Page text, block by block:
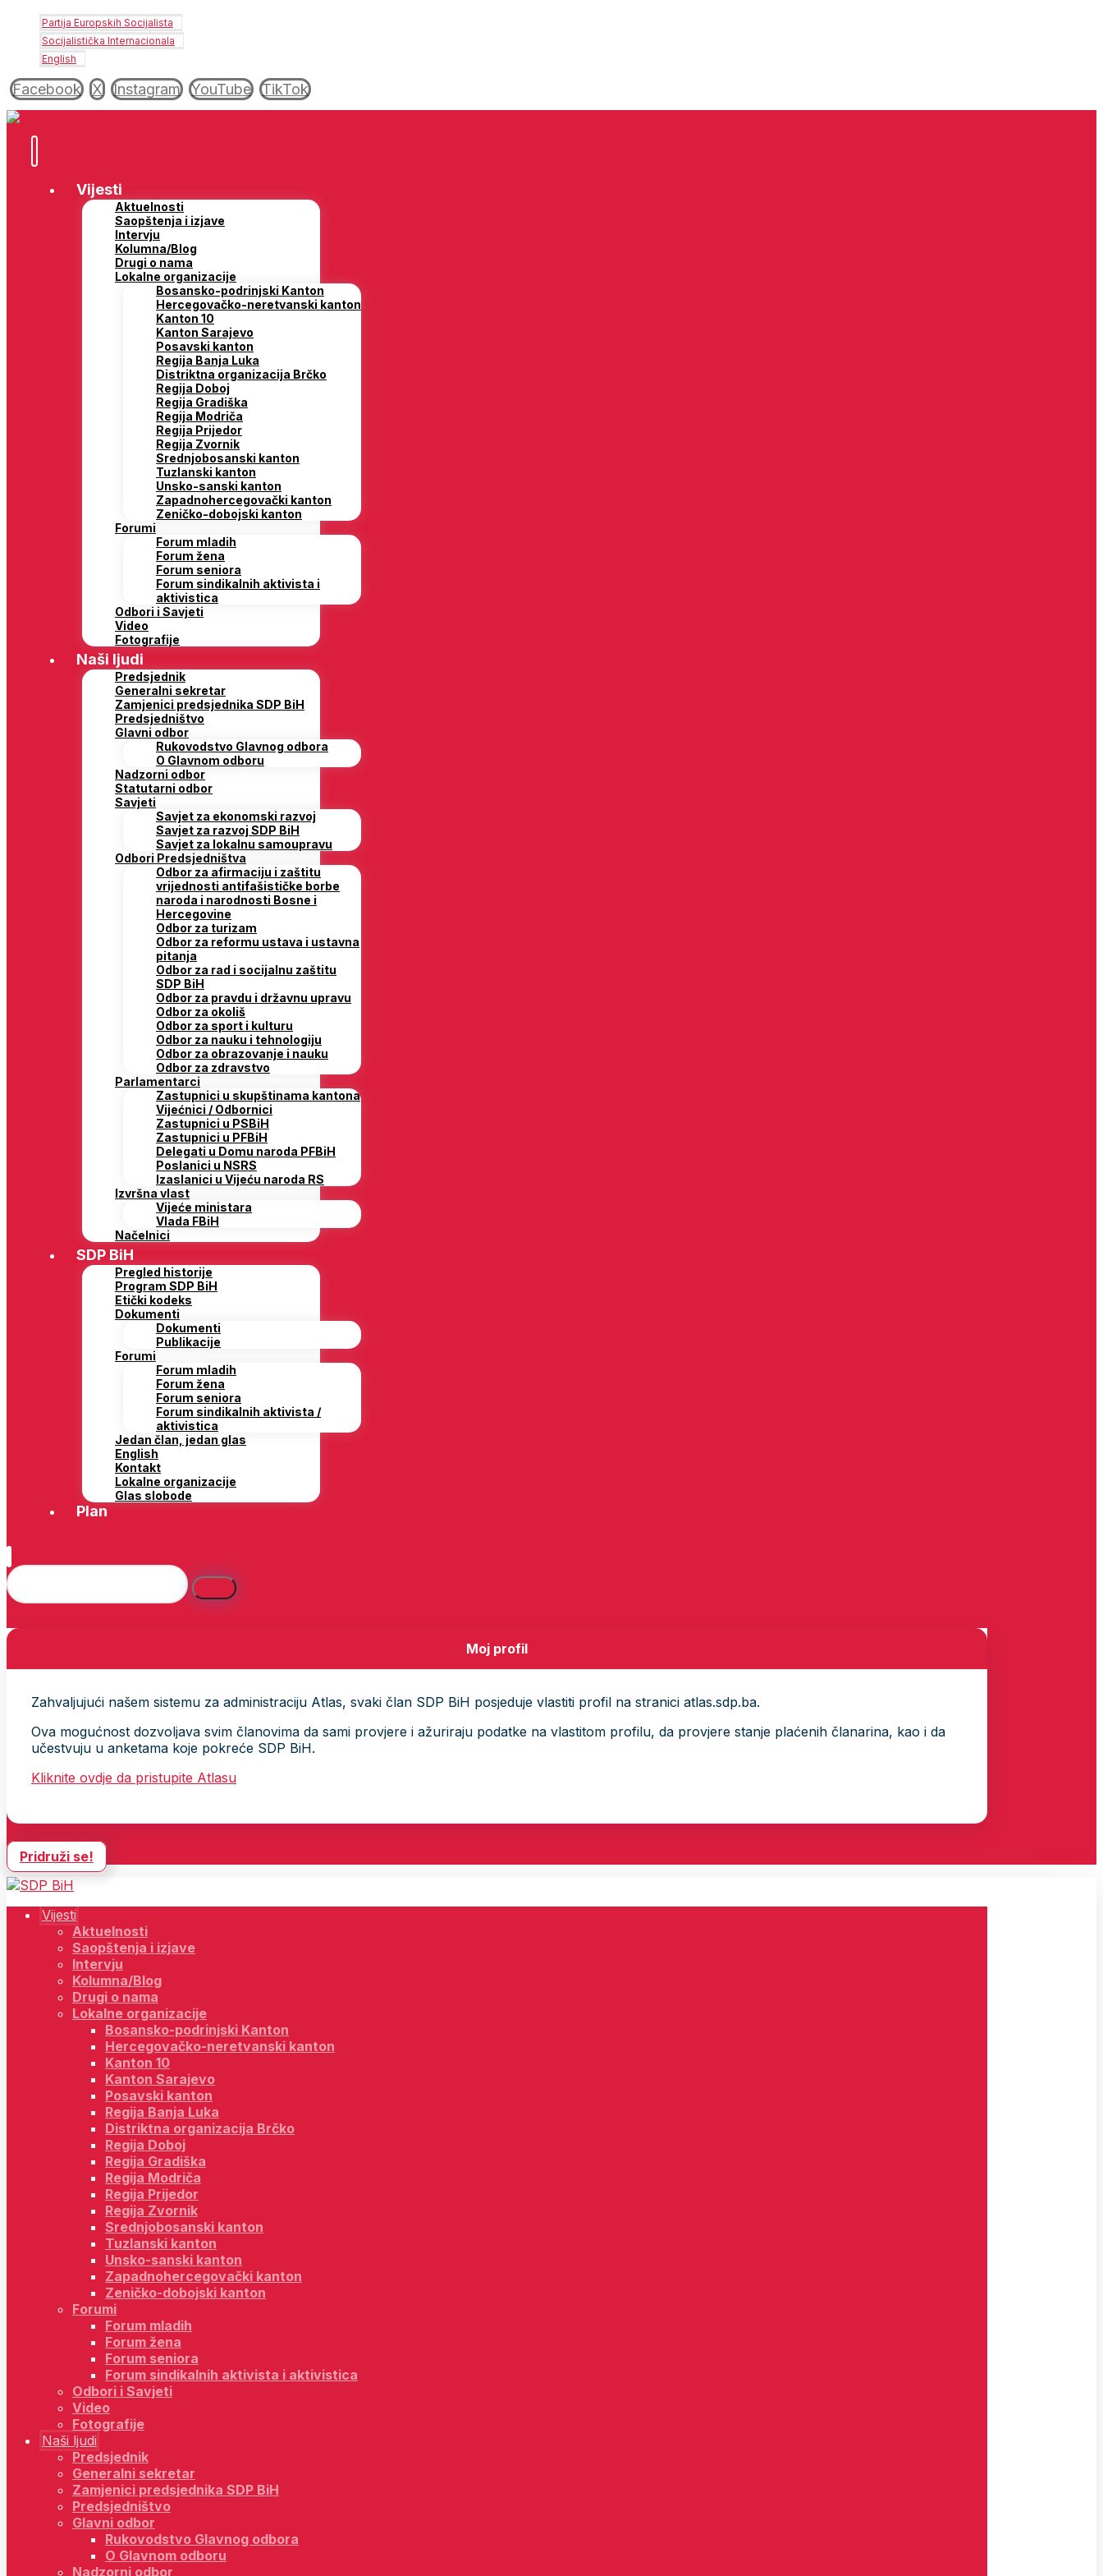
Partija Europskih Socijalista
Socijalistička Internacionala
English
Facebook X Instagram YouTube TikTok
Vijesti
Aktuelnosti
Saopštenja i izjave
Intervju
Kolumna/Blog
Drugi o nama
Lokalne organizacije
Bosansko-podrinjski Kanton
Hercegovačko-neretvanski kanton
Kanton 10
Kanton Sarajevo
Posavski kanton
Regija Banja Luka
Distriktna organizacija Brčko
Regija Doboj
Regija Gradiška
Regija Modriča
Regija Prijedor
Regija Zvornik
Srednjobosanski kanton
Tuzlanski kanton
Unsko-sanski kanton
Zapadnohercegovački kanton
Zeničko-dobojski kanton
Forumi
Forum mladih
Forum žena
Forum seniora
Forum sindikalnih aktivista i
aktivistica
Odbori i Savjeti
Video
Fotografije
Naši ljudi
Predsjednik
Generalni sekretar
Zamjenici predsjednika SDP BiH
Predsjedništvo
Glavni odbor
Rukovodstvo Glavnog odbora
O Glavnom odboru
Nadzorni odbor
Statutarni odbor
Savjeti
Savjet za ekonomski razvoj
Savjet za razvoj SDP BiH
Savjet za lokalnu samoupravu
Odbori Predsjedništva
Odbor za afirmaciju i zaštitu
vrijednosti antifašističke borbe
naroda i narodnosti Bosne i
Hercegovine
Odbor za turizam
Odbor za reformu ustava i ustavna
pitanja
Odbor za rad i socijalnu zaštitu
SDP BiH
Odbor za pravdu i državnu upravu
Odbor za okoliš
Odbor za sport i kulturu
Odbor za nauku i tehnologiju
Odbor za obrazovanje i nauku
Odbor za zdravstvo
Parlamentarci
Zastupnici u skupštinama kantona
Vijećnici / Odbornici
Zastupnici u PSBiH
Zastupnici u PFBiH
Delegati u Domu naroda PFBiH
Poslanici u NSRS
Izaslanici u Vijeću naroda RS
Izvršna vlast
Vijeće ministara
Vlada FBiH
Načelnici
SDP BiH
Pregled historije
Program SDP BiH
Etički kodeks
Dokumenti
Dokumenti
Publikacije
Forumi
Forum mladih
Forum žena
Forum seniora
Forum sindikalnih aktivista /
aktivistica
Jedan član, jedan glas
English
Kontakt
Lokalne organizacije
Glas slobode
Plan
Moj profil
Zahvaljujući našem sistemu za administraciju Atlas, svaki član SDP BiH posjeduje vlastiti profil na stranici atlas.sdp.ba.
Ova mogućnost dozvoljava svim članovima da sami provjere i ažuriraju podatke na vlastitom profilu, da provjere stanje plaćenih članarina, kao i da
učestvuju u anketama koje pokreće SDP BiH.
Kliknite ovdje da pristupite Atlasu
Pridruži se!
Vijesti
Aktuelnosti
Saopštenja i izjave
Intervju
Kolumna/Blog
Drugi o nama
Lokalne organizacije
Bosansko-podrinjski Kanton
Hercegovačko-neretvanski kanton
Kanton 10
Kanton Sarajevo
Posavski kanton
Regija Banja Luka
Distriktna organizacija Brčko
Regija Doboj
Regija Gradiška
Regija Modriča
Regija Prijedor
Regija Zvornik
Srednjobosanski kanton
Tuzlanski kanton
Unsko-sanski kanton
Zapadnohercegovački kanton
Zeničko-dobojski kanton
Forumi
Forum mladih
Forum žena
Forum seniora
Forum sindikalnih aktivista i aktivistica
Odbori i Savjeti
Video
Fotografije
Naši ljudi
Predsjednik
Generalni sekretar
Zamjenici predsjednika SDP BiH
Predsjedništvo
Glavni odbor
Rukovodstvo Glavnog odbora
O Glavnom odboru
Nadzorni odbor